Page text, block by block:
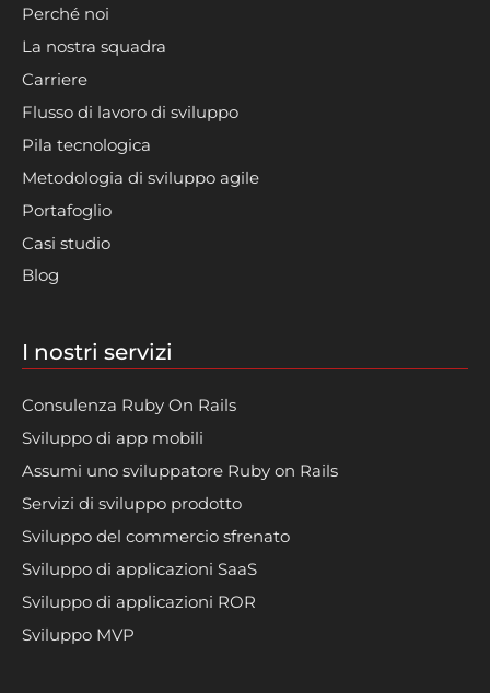
Perché noi
La nostra squadra
Carriere
Flusso di lavoro di sviluppo
Pila tecnologica
Metodologia di sviluppo agile
Portafoglio
Casi studio
Blog
I nostri servizi
Consulenza Ruby On Rails
Sviluppo di app mobili
Assumi uno sviluppatore Ruby on Rails
Servizi di sviluppo prodotto
Sviluppo del commercio sfrenato
Sviluppo di applicazioni SaaS
Sviluppo di applicazioni ROR
Sviluppo MVP